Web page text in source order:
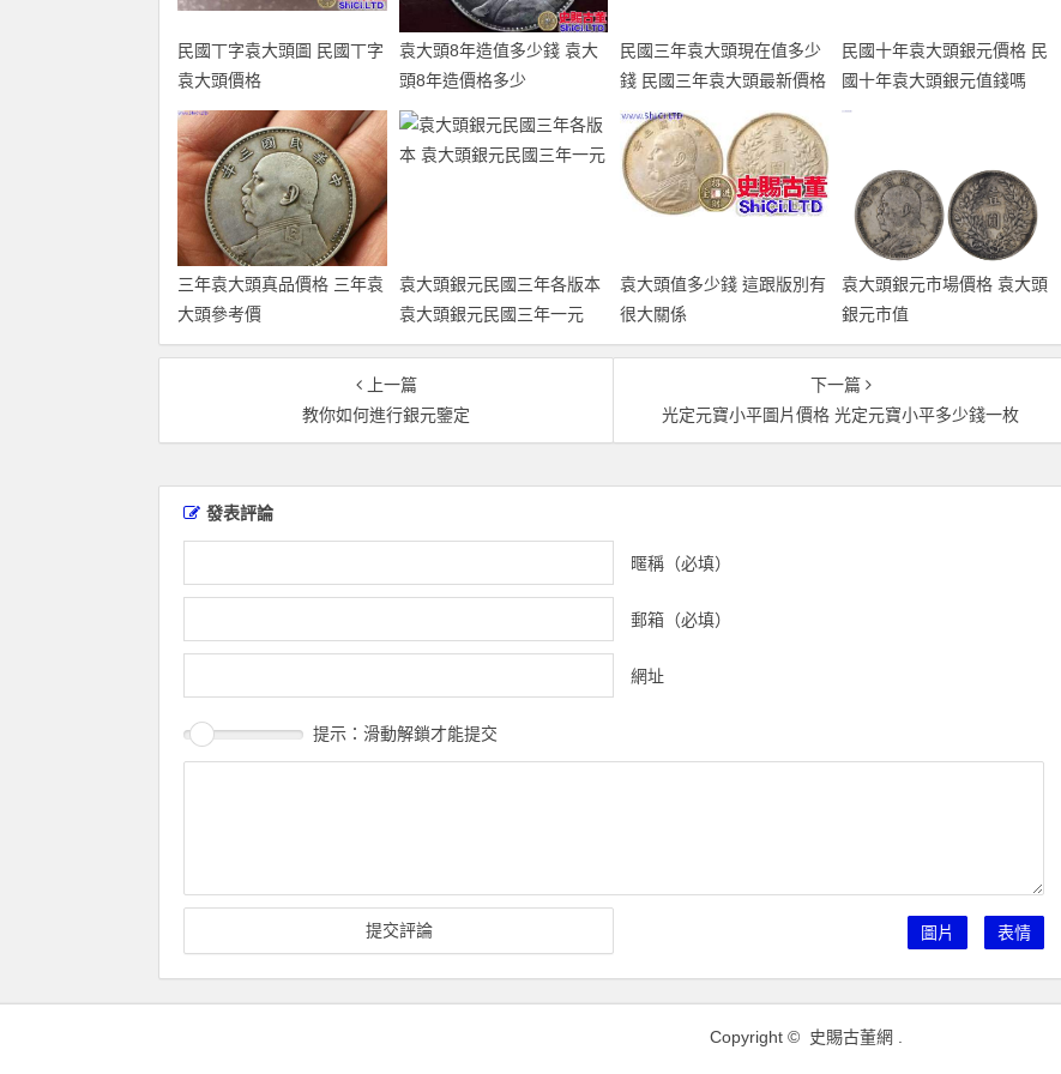
民國丅字袁大頭圖 民國丅字
袁大頭價格
袁大頭8年造值多少錢 袁大
頭8年造價格多少
民國三年袁大頭現在值多少
錢 民國三年袁大頭最新價格
一覽
民國十年袁大頭銀元價格 民
國十年袁大頭銀元值錢嗎
三年袁大頭真品價格 三年袁
大頭參考價
袁大頭銀元民國三年各版本
袁大頭銀元民國三年一元
袁大頭值多少錢 這跟版別有
很大關係
袁大頭銀元市場價格 袁大頭
銀元市值
上一篇
教你如何進行銀元鑒定
下一篇
光定元寶小平圖片價格 光定元寶小平多少錢一枚
發表評論
暱稱（必填）
郵箱（必填）
網址
提示：滑動解鎖才能提交
圖片 表情
Copyright © 史賜古董網